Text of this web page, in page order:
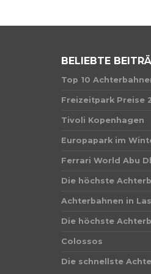
BELIEBTE
Top 10
Freizeitpark Preise
Tivoli Kopenhagen
Europapark im
Ferrari World Abu
Die höchste
Achterbahnen in
Die höchste
Colossos
Die schnellste